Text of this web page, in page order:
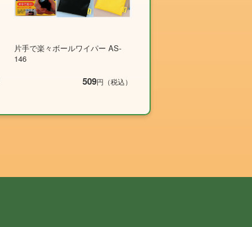
片手で楽々ボールワイパー AS-
146
509円（税込）